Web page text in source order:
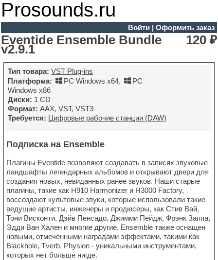
Prosounds.ru
Войти| Оформить заказ
Eventide Ensemble Bundle
v2.9.1
120 ₽
Тип товара: VST Plug-ins
Платформа:
PC Windows x64,
PC
Windows x86
Диски: 1 CD
Формат: AAX, VST, VST3
Требуется: Цифровые рабочие станции (DAW)
Подписка на Ensemble
Плагины Eventide позволяют создавать в записях звуковые
ландшафты легендарных альбомов и открывают двери для
создания новых, невиданных ранее звуков. Наши старые
плагины, такие как H910 Harmonizer и H3000 Factory,
воссоздают культовые звуки, которые использовали такие
ведущие артисты, инженеры и продюсеры, как Стив Вай,
Тони Висконти, Дэйв Пенсадо, Джимми Пейдж, Фрэнк Заппа,
Эдди Ван Хален и многие другие. Ensemble также оснащен
новыми, отмеченными наградами эффектами, такими как
Blackhole, Tverb, Physion - уникальными инструментами,
которых нет больше нигде.